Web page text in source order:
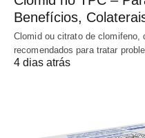
Benefícios,
Clomid ou citrato de clomifeno,
recomendados para tratar
4 dias atrás